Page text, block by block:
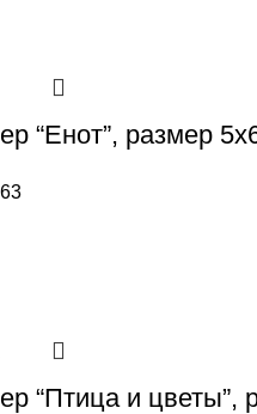
“Енот”, размер
“Птица и цветы”,